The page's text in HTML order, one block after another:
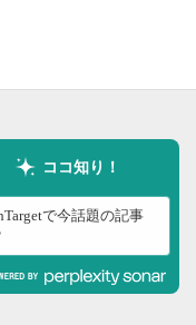
ココ知り！
で今話題の記事